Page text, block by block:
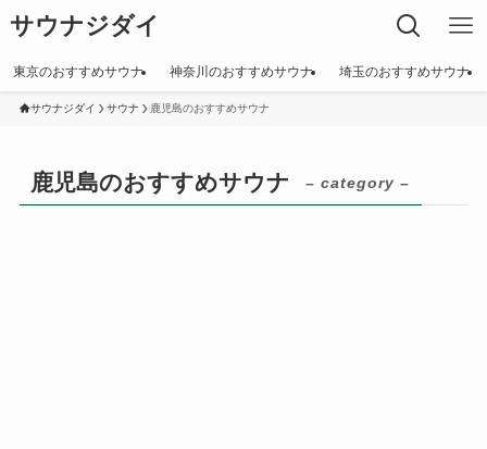
サウナジダイ
東京のおすすめサウナ 神奈川のおすすめサウナ 埼玉のおすすめサウナ
サウナジダイ サウナ 鹿児島のおすすめサウナ
鹿児島のおすすめサウナ – category –